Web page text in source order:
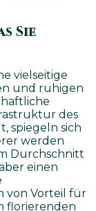
Sie
vielseitige
und ruhigen
des
spiegeln sich
werden
Durchschnitt
einen
von Vorteil für
florierenden